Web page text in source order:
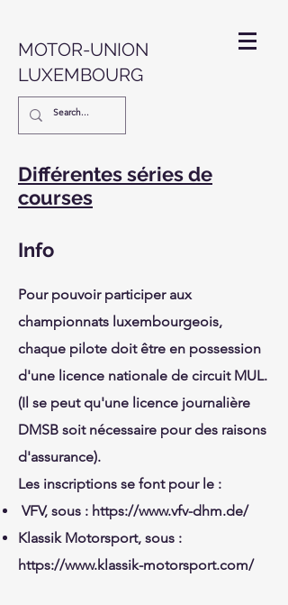
MOTOR-UNION
LUXEMBOURG
Différentes séries de
courses
Info
Pour pouvoir participer aux
championnats luxembourgeois,
chaque pilote doit être en possession
d'une licence nationale de circuit MUL.
(Il se peut qu'une licence journalière
DMSB soit nécessaire pour des raisons
d'assurance).
Les inscriptions se font pour le :
VFV, sous : https://www.vfv-dhm.de/
Klassik Motorsport, sous :
https://www.klassik-motorsport.com/